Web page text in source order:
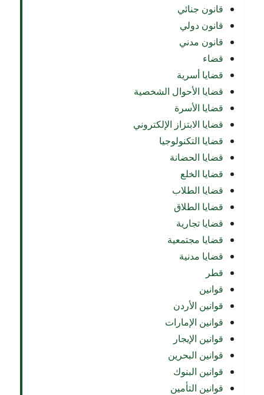
قانون جنائي
قانون دولي
قانون مدني
قضاء
قضايا أسرية
قضايا الأحوال الشخصية
قضايا الأسرة
قضايا الابتزاز الإلكتروني
قضايا التكنولوجيا
قضايا الحضانة
قضايا الخلع
قضايا الطلاب
قضايا الطلاق
قضايا تجارية
قضايا مجتمعية
قضايا مدنية
قطر
قوانين
قوانين الأردن
قوانين الإمارات
قوانين الإيجار
قوانين البحرين
قوانين البنوك
قوانين التأمين